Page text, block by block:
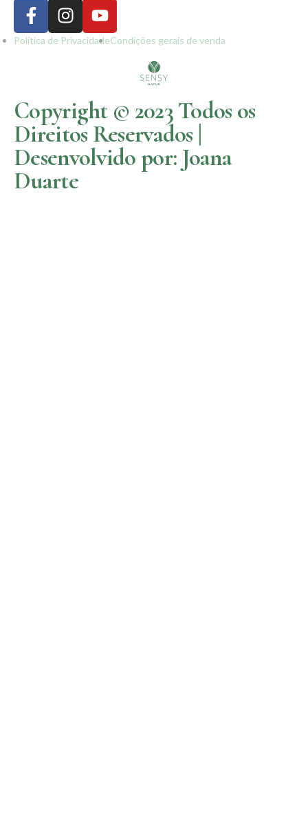
Política de PrivacidadeCondições gerais de venda
Copyright © 2023 Todos os
Direitos Reservados |
Desenvolvido por: Joana
Duarte